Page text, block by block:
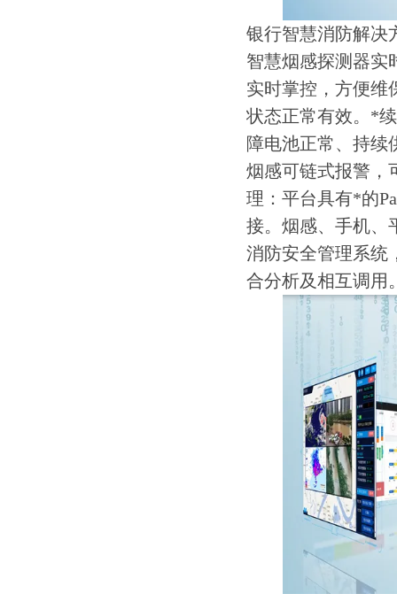
银行智慧消防解决
智慧烟感探测器实
实时掌控，方便维
状态正常有效。*
障电池正常、持续
烟感可链式报警，
理：平台具有*的
接。烟感、手机、
消防安全管理系统
合分析及相互调用